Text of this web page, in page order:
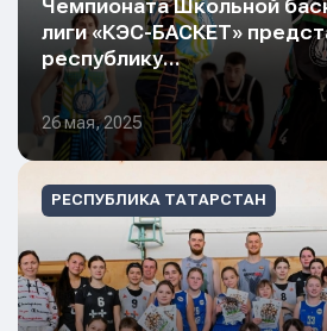
Чемпионата Школьной
лиги «КЭС-БАСКЕТ»
республику…
26 мая, 2025
РЕСПУБЛИКА ТАТАРСТАН
условиями обработки
условиями обработки
Нажимая кнопку “Отправить”,
условиями обработки